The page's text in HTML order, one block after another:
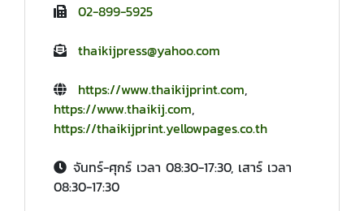
02-899-5925
thaikijpress@yahoo.com
https://www.thaikijprint.com,
https://www.thaikij.com,
https://thaikijprint.yellowpages.co.th
จันทร์-ศุกร์ เวลา 08:30-17:30, เสาร์ เวลา
08:30-17:30